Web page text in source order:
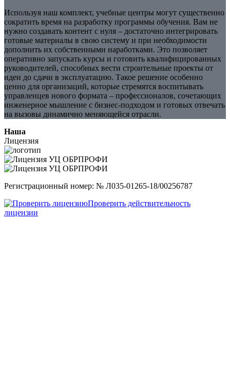
Используя наш комплект, учебные центры могут существенно
сократить время на разработку программы обучения. Вам не
нужно создавать контент с нуля – достаточно интегрировать
готовые материалы в свою систему и при необходимости
дополнить их собственными наработками. Это позволяет
оперативно запускать курсы и готовить квалифицированных
руководителей, способных вести строительные проекты от
идеи до сдачи в эксплуатацию. Такое решение особенно
ценно для организаций, которые стремятся воспитывать
управленцев нового формата – профессионалов, сочетающих
инженерное мышление с бизнес‑подходом и готовых отвечать
на вызовы динамично меняющейся отрасли.
Наша
Лицензия
Регистрационный номер: № Л035-01265-18/00256787
Проверить действительность
лицензии